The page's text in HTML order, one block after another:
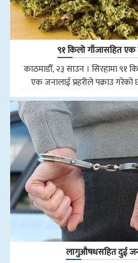
९१ किलो गाँजासहित एक
काठमाडौँ, २३ साउन । सिरहामा ९१
एक जनालाई प्रहरीले पक्राउ
लागुऔषधसहित दुई